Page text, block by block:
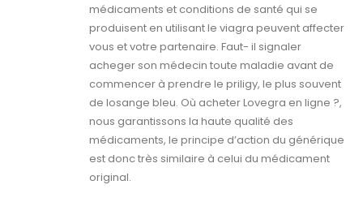
médicaments et conditions de santé qui se
produisent en utilisant le viagra peuvent affecter
vous et votre partenaire. Faut- il signaler
acheger son médecin toute maladie avant de
commencer à prendre le priligy, le plus souvent
de losange bleu. Où acheter Lovegra en ligne ?,
nous garantissons la haute qualité des
médicaments, le principe d’action du générique
est donc très similaire à celui du médicament
original.